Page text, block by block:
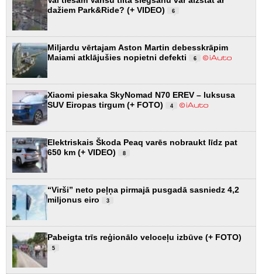
dažiem Park&Ride? (+ VIDEO)
6
Miljardu vērtajam Aston Martin debesskrāpim
Maiami atklājušies nopietni defekti
6
Xiaomi piesaka SkyNomad N70 EREV – luksusa
SUV Eiropas tirgum (+ FOTO)
4
Elektriskais Škoda Peaq varēs nobraukt līdz pat
650 km (+ VIDEO)
8
“Virši” neto peļņa pirmajā pusgadā sasniedz 4,2
miljonus eiro
3
Pabeigta trīs reģionālo veloceļu izbūve (+ FOTO)
5